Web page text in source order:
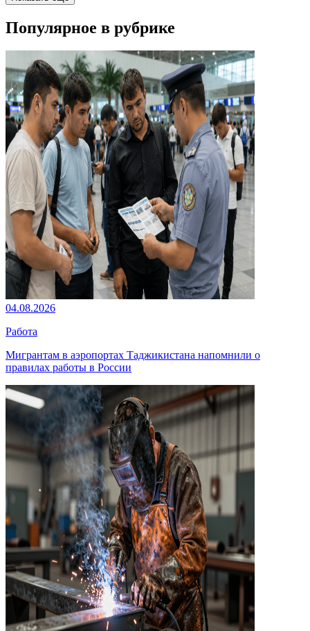
Популярное в рубрике
04.08.2026
Работа
Мигрантам в аэропортах Таджикистана напомнили о
правилах работы в России